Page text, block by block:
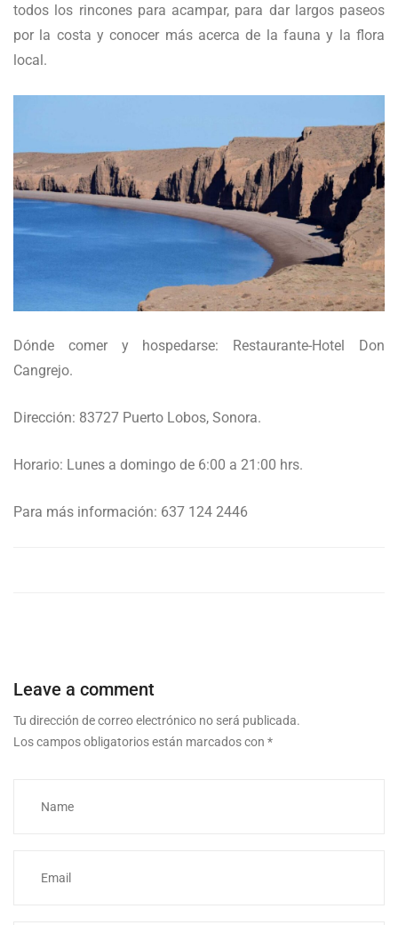
todos los rincones para acampar, para dar largos paseos
por la costa y conocer más acerca de la fauna y la flora
local.
Dónde comer y hospedarse: Restaurante-Hotel Don
Cangrejo.
Dirección: 83727 Puerto Lobos, Sonora.
Horario: Lunes a domingo de 6:00 a 21:00 hrs.
Para más información: 637 124 2446
Leave a comment
Tu dirección de correo electrónico no será publicada.
Los campos obligatorios están marcados con *